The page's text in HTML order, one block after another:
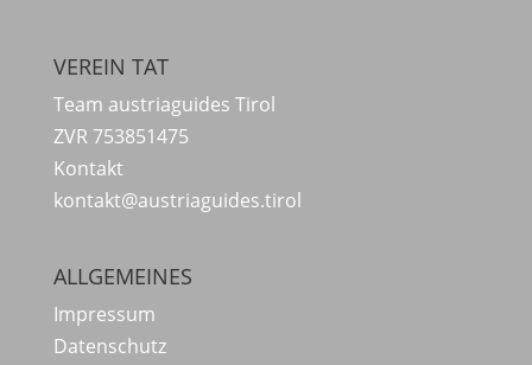
VEREIN TAT
Team austriaguides Tirol
ZVR 753851475
Kontakt
kontakt@austriaguides.tirol
ALLGEMEINES
Impressum
Datenschutz